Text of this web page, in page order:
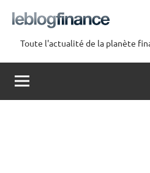
contenu
Le
Blog
Finance
Toute l'actualité de la planète